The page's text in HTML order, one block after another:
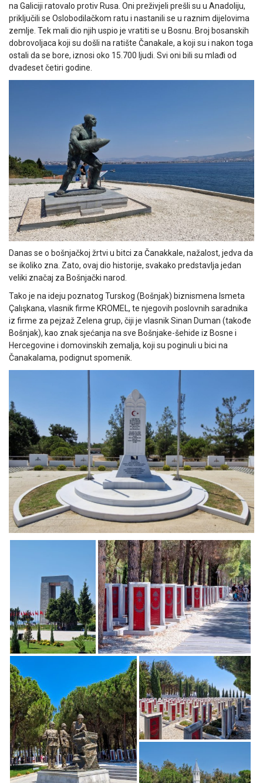
na Galiciji ratovalo protiv Rusa. Oni preživjeli prešli su u Anadoliju,
priklju­čili se Oslobodilačkom ratu i nastanili se u raznim dijelovima
zemlje. Tek mali dio njih uspio je vratiti se u Bosnu. Broj bosanskih
dobrovoljaca koji su došli na ratište Čanakale, a koji su i nakon toga
ostali da se bore, iznosi oko 15.700 ljudi. Svi oni bili su mlađi od
dvadeset četiri godine.
Danas se o bošnjačkoj žrtvi u bitci za Čanakkale, nažalost, jedva da
se ikoliko zna. Zato, ovaj dio historije, svakako predstavlja jedan
veliki značaj za Bošnjački narod.
Tako je na ideju poznatog Turskog (Bošnjak) biznismena Ismeta
Çalışkana, vlasnik firme KROMEL, te njegovih poslovnih saradnika
iz firme za pejzaž Zelena grup, čiji je vlasnik Sinan Duman (takođe
Bošnjak), kao znak sjećanja na sve Bošnjake-šehide iz Bosne i
Hercegovine i domovinskih zemalja, koji su poginuli u bici na
Čanakalama, podignut spomenik.